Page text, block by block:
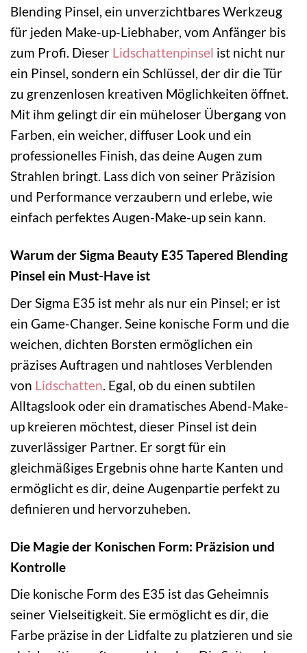
Blending Pinsel, ein unverzichtbares Werkzeug
für jeden Make-up-Liebhaber, vom Anfänger bis
zum Profi. Dieser Lidschattenpinsel ist nicht nur
ein Pinsel, sondern ein Schlüssel, der dir die Tür
zu grenzenlosen kreativen Möglichkeiten öffnet.
Mit ihm gelingt dir ein müheloser Übergang von
Farben, ein weicher, diffuser Look und ein
professionelles Finish, das deine Augen zum
Strahlen bringt. Lass dich von seiner Präzision
und Performance verzaubern und erlebe, wie
einfach perfektes Augen-Make-up sein kann.
Warum der Sigma Beauty E35 Tapered Blending
Pinsel ein Must-Have ist
Der Sigma E35 ist mehr als nur ein Pinsel; er ist
ein Game-Changer. Seine konische Form und die
weichen, dichten Borsten ermöglichen ein
präzises Auftragen und nahtloses Verblenden
von Lidschatten. Egal, ob du einen subtilen
Alltagslook oder ein dramatisches Abend-Make-
up kreieren möchtest, dieser Pinsel ist dein
zuverlässiger Partner. Er sorgt für ein
gleichmäßiges Ergebnis ohne harte Kanten und
ermöglicht es dir, deine Augenpartie perfekt zu
definieren und hervorzuheben.
Die Magie der Konischen Form: Präzision und
Kontrolle
Die konische Form des E35 ist das Geheimnis
seiner Vielseitigkeit. Sie ermöglicht es dir, die
Farbe präzise in der Lidfalte zu platzieren und sie